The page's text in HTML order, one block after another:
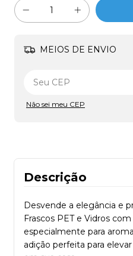
MEIOS DE ENVIO
Não sei meu CEP
Descrição
Desvende a elegância e
Frascos PET e Vidros
especialmente para
adição perfeita para